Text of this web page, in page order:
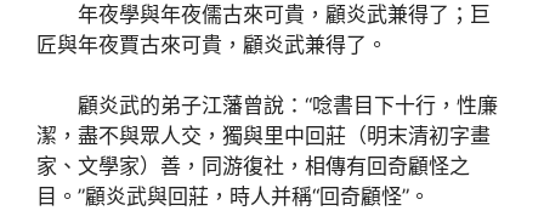
年夜學與年夜儒古來可貴，顧炎武兼得了；巨
匠與年夜賈古來可貴，顧炎武兼得了。
顧炎武的弟子江藩曾說：“唸書目下十行，性廉
潔，盡不與眾人交，獨與里中回莊（明末清初字畫
家、文學家）善，同游復社，相傳有回奇顧怪之
目。”顧炎武與回莊，時人并稱“回奇顧怪”。